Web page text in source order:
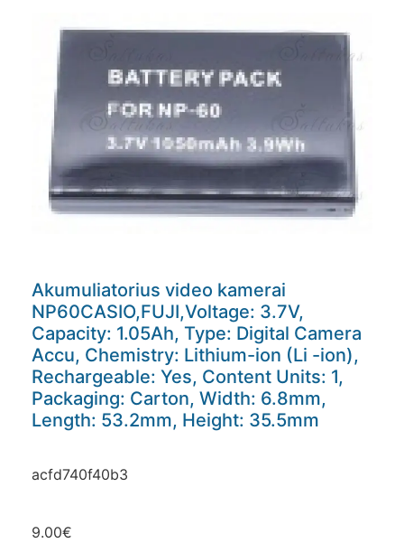
Akumuliatorius video kamerai
NP60CASIO,FUJI,Voltage: 3.7V,
Capacity: 1.05Ah, Type: Digital Camera
Accu, Chemistry: Lithium-ion (Li -ion),
Rechargeable: Yes, Content Units: 1,
Packaging: Carton, Width: 6.8mm,
Length: 53.2mm, Height: 35.5mm
acfd740f40b3
9.00€